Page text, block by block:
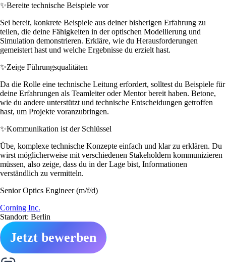
✨Bereite technische Beispiele vor
Sei bereit, konkrete Beispiele aus deiner bisherigen Erfahrung zu
teilen, die deine Fähigkeiten in der optischen Modellierung und
Simulation demonstrieren. Erkläre, wie du Herausforderungen
gemeistert hast und welche Ergebnisse du erzielt hast.
✨Zeige Führungsqualitäten
Da die Rolle eine technische Leitung erfordert, solltest du Beispiele für
deine Erfahrungen als Teamleiter oder Mentor bereit haben. Betone,
wie du andere unterstützt und technische Entscheidungen getroffen
hast, um Projekte voranzubringen.
✨Kommunikation ist der Schlüssel
Übe, komplexe technische Konzepte einfach und klar zu erklären. Du
wirst möglicherweise mit verschiedenen Stakeholdern kommunizieren
müssen, also zeige, dass du in der Lage bist, Informationen
verständlich zu vermitteln.
Senior Optics Engineer (m/f/d)
Corning Inc.
Standort: Berlin
Jetzt bewerben